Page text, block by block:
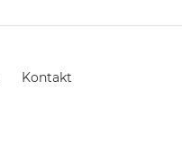
Kontakt